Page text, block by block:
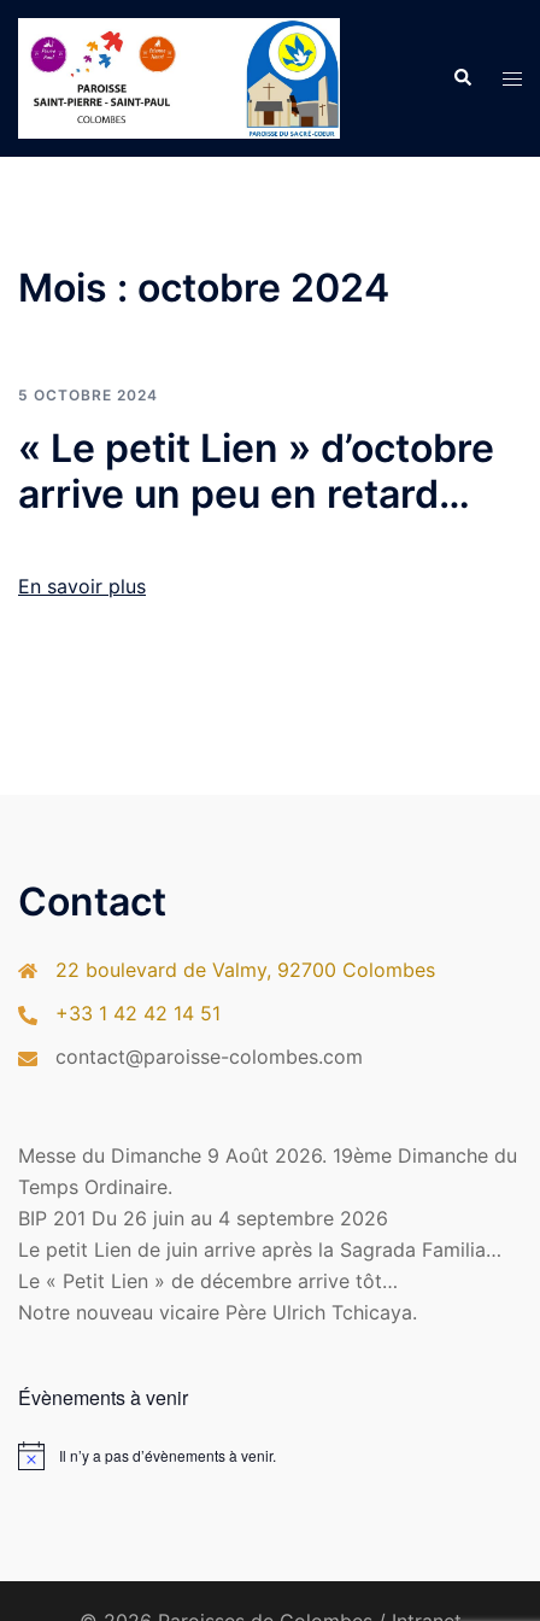
Aller
contenu
Mois : octobre 2024
5 OCTOBRE 2024
« Le petit Lien » d’octobre
arrive un peu en retard…
En savoir plus
Contact
22 boulevard de Valmy, 92700 Colombes
+33 1 42 42 14 51
contact@paroisse-colombes.com
Messe du Dimanche 9 Août 2026. 19ème Dimanche du
Temps Ordinaire.
BIP 201 Du 26 juin au 4 septembre 2026
Le petit Lien de juin arrive après la Sagrada Familia…
Le « Petit Lien » de décembre arrive tôt…
Notre nouveau vicaire Père Ulrich Tchicaya.
Évènements à venir
Notice Il n’y a pas d’évènements à venir.